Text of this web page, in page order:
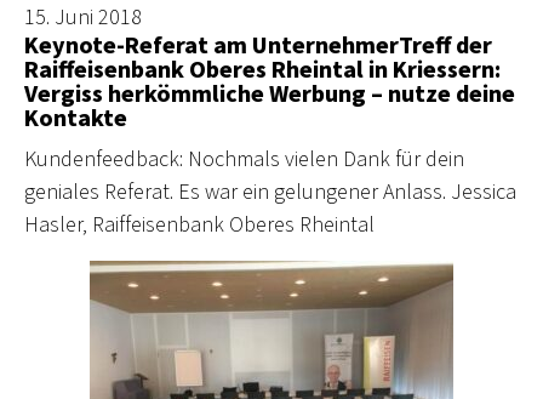
15. Juni 2018
Keynote-Referat am UnternehmerTreff der
Raiffeisenbank Oberes Rheintal in Kriessern:
Vergiss herkömmliche Werbung – nutze deine
Kontakte
Kundenfeedback: Nochmals vielen Dank für dein
geniales Referat. Es war ein gelungener Anlass. Jessica
Hasler, Raiffeisenbank Oberes Rheintal